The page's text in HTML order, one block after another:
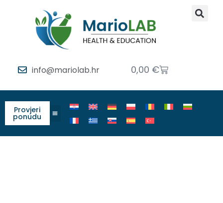
info@mariolab.hr 0,00 €
Provjeri
ponudu